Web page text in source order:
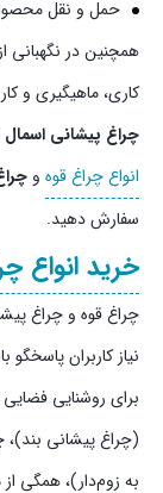
حمل و نقل
همچنین در نگهبانی
کاری، ماهیگیری و
چراغ پیشانی
انواع چراغ قوه و
سفارش دهید.
خرید انواع
چراغ قوه و چراغ
نیاز کاربران
برای روشنایی
(چراغ پیشانی
به زوم‌دار)، همگی